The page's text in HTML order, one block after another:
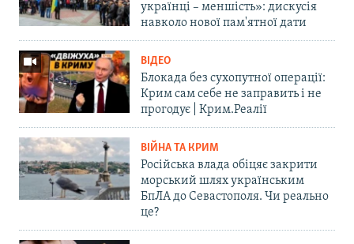
українці – меншість»: дискусія
навколо нової пам'ятної дати
ВІДЕО
Блокада без сухопутної операції:
Крим сам себе не заправить і не
прогодує | Крим.Реалії
ВІЙНА ТА КРИМ
Російська влада обіцяє закрити
морський шлях українським
БпЛА до Севастополя. Чи реально
це?